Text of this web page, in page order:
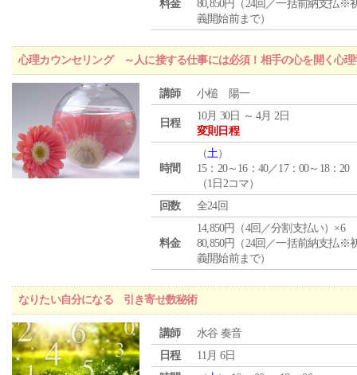
料金
80,850円（24回／一括前納支払※
義開始前まで）
心理カウンセリング ～人に接する仕事には必須！相手の心を開く心理
講師 小槌 陽一
日程
10月 30日 ～ 4月 2日
変則日程
時間
（土）
15：20～16：40／17：00～18：20
（1日2コマ）
回数
全24回
料金
14,850円（4回／分割支払い）×6
80,850円（24回／一括前納支払※
義開始前まで）
なりたい自分になる 引き寄せ数秘術
講師
水谷 奏音
日程
11月 6日